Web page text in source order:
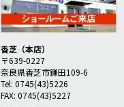
香芝（本店）
〒639-0227
奈良県香芝市鎌田109-6
Tel: 0745(43)5226
FAX: 0745(43)5227